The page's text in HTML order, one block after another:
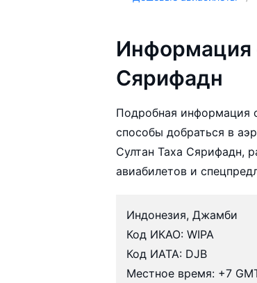
Информация
Сярифадн
Подробная информация
способы добраться в
Султан Таха Сярифадн,
авиабилетов и
Индонезия, Джамби
Код ИКАО: WIPA
Код ИАТА: DJB
Местное время: +7